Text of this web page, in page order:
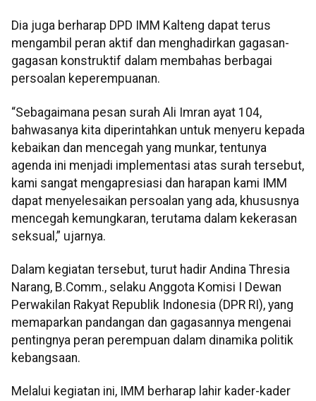
Dia juga berharap DPD IMM Kalteng dapat terus
mengambil peran aktif dan menghadirkan gagasan-
gagasan konstruktif dalam membahas berbagai
persoalan keperempuanan.
“Sebagaimana pesan surah Ali Imran ayat 104,
bahwasanya kita diperintahkan untuk menyeru kepada
kebaikan dan mencegah yang munkar, tentunya
agenda ini menjadi implementasi atas surah tersebut,
kami sangat mengapresiasi dan harapan kami IMM
dapat menyelesaikan persoalan yang ada, khususnya
mencegah kemungkaran, terutama dalam kekerasan
seksual,” ujarnya.
Dalam kegiatan tersebut, turut hadir Andina Thresia
Narang, B.Comm., selaku Anggota Komisi I Dewan
Perwakilan Rakyat Republik Indonesia (DPR RI), yang
memaparkan pandangan dan gagasannya mengenai
pentingnya peran perempuan dalam dinamika politik
kebangsaan.
Melalui kegiatan ini, IMM berharap lahir kader-kader